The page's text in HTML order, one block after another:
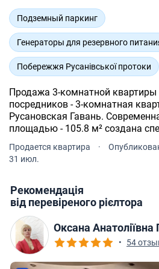
Подземный паркинг
Генераторы для резервного
Побережжя Русанівської протоки
Продажа 3-комнатной квартиры
посредников - 3-комнатная
Русановская Гавань. Современная планировка
площадью - 105.8 м² создана специально для
26-и этажного дома.
Продается квартира ·
31 июл.
Рекомендація
від перевіреного рієлтора
Оксана
• 54